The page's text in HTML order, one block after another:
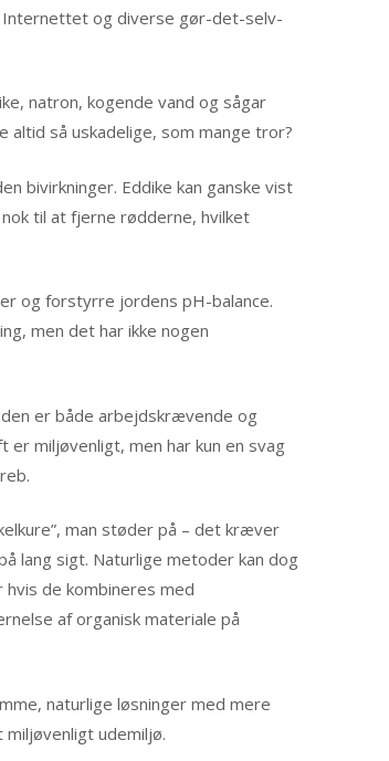
Internettet og diverse gør-det-selv-
natron, kogende vand og sågar
så uskadelige, som mange tror?
bivirkninger. Eddike kan ganske vist
til at fjerne rødderne, hvilket
og forstyrre jordens pH-balance.
men det har ikke nogen
er både arbejdskrævende og
miljøvenligt, men har kun en svag
man støder på – det kræver
lang sigt. Naturlige metoder kan dog
de kombineres med
af organisk materiale på
naturlige løsninger med mere
udemiljø.